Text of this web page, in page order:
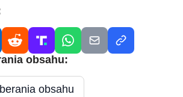
obsahu:
obsahu